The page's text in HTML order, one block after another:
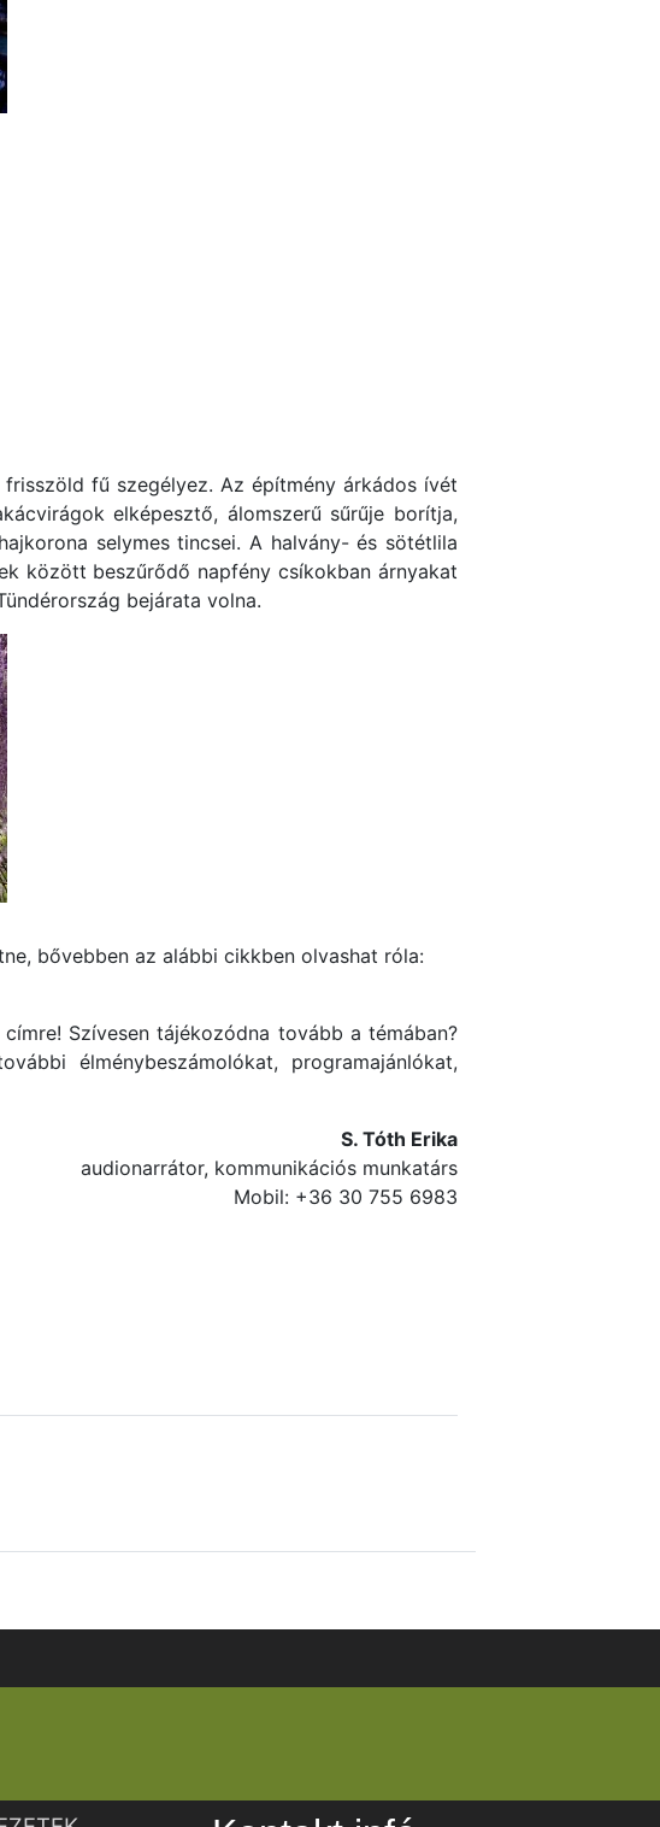
fű szegélyez. Az építmény árkádos ívét
elképesztő, álomszerű sűrűje borítja,
selymes tincsei. A halvány- és sötétlila
között beszűrődő napfény csíkokban árnyakat
bejárata volna.
bővebben az alábbi cikkben olvashat róla:
Szívesen tájékozódna tovább a témában?
élménybeszámolókat, programajánlókat,
S. Tóth Erika
audionarrátor, kommunikációs munkatárs
Mobil: +36 30 755 6983